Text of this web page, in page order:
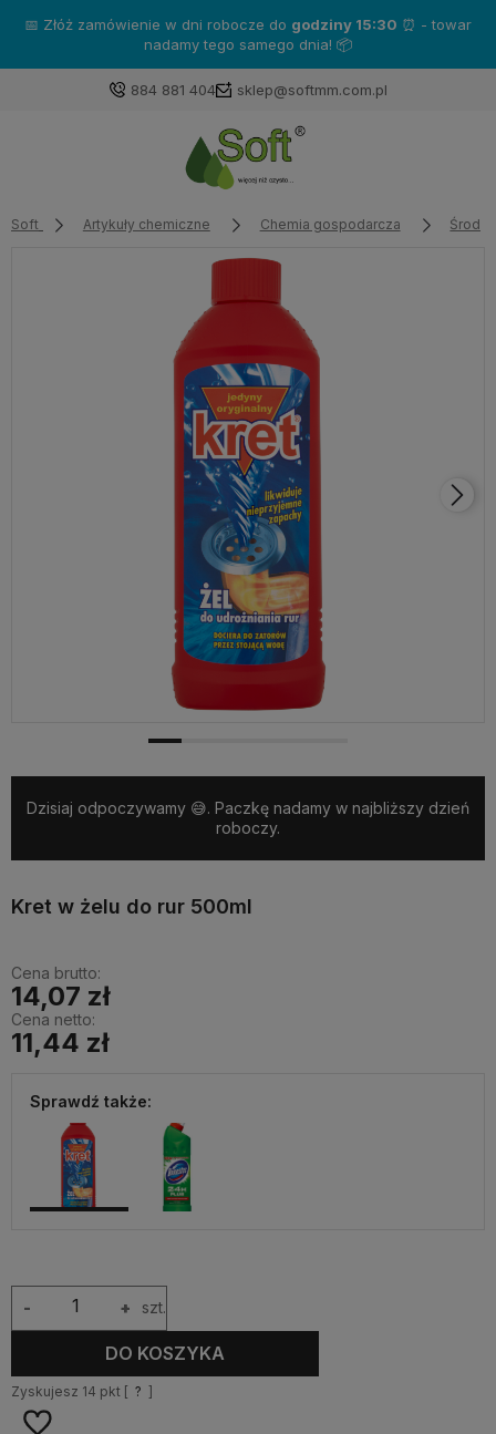
📅 Złóż zamówienie w dni robocze do godziny 15:30 ⏰ - towar
nadamy tego samego dnia! 📦
884 881 404 sklep@softmm.com.pl
Soft Artykuły chemiczne Chemia gospodarcza Środki
Dzisiaj odpoczywamy 😅. Paczkę nadamy w najbliższy dzień
roboczy.
Kret w żelu do rur 500ml
Cena brutto:
14,07 zł
Cena netto:
11,44 zł
Sprawdź także:
+
- szt.
DO KOSZYKA
Zyskujesz 14 pkt [ ? ]